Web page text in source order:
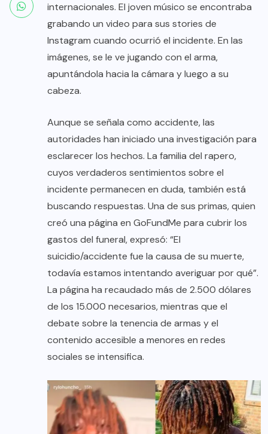
internacionales. El joven músico se encontraba
grabando un video para sus stories de
Instagram cuando ocurrió el incidente. En las
imágenes, se le ve jugando con el arma,
apuntándola hacia la cámara y luego a su
cabeza.
Aunque se señala como accidente, las
autoridades han iniciado una investigación para
esclarecer los hechos. La familia del rapero,
cuyos verdaderos sentimientos sobre el
incidente permanecen en duda, también está
buscando respuestas. Una de sus primas, quien
creó una página en GoFundMe para cubrir los
gastos del funeral, expresó: “El
suicidio/accidente fue la causa de su muerte,
todavía estamos intentando averiguar por qué”.
La página ha recaudado más de 2.500 dólares
de los 15.000 necesarios, mientras que el
debate sobre la tenencia de armas y el
contenido accesible a menores en redes
sociales se intensifica.